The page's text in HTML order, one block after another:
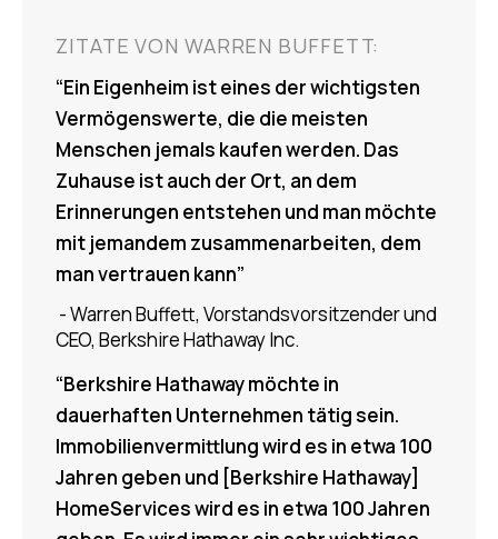
ZITATE VON WARREN BUFFETT:
“Ein Eigenheim ist eines der wichtigsten
Vermögenswerte, die die meisten
Menschen jemals kaufen werden. Das
Zuhause ist auch der Ort, an dem
Erinnerungen entstehen und man möchte
mit jemandem zusammenarbeiten, dem
man vertrauen kann”
- Warren Buffett, Vorstandsvorsitzender und
CEO, Berkshire Hathaway Inc.
“Berkshire Hathaway möchte in
dauerhaften Unternehmen tätig sein.
Immobilienvermittlung wird es in etwa 100
Jahren geben und [Berkshire Hathaway]
HomeServices wird es in etwa 100 Jahren